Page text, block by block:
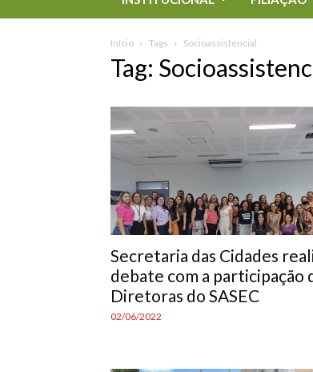
Início Tags Socioassistencial
Tag:
Secretaria das Cidades
debate com a participação
Diretoras do SASEC
02/06/2022